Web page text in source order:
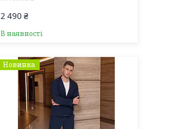
2 490 ₴
В наявності
Новинка